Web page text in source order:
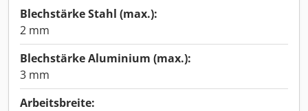
Blechstärke Stahl (max.):
2 mm
Blechstärke Aluminium (max.):
3 mm
Arbeitsbreite: